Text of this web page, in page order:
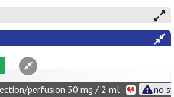
perfusion 50 mg / 2 ml no